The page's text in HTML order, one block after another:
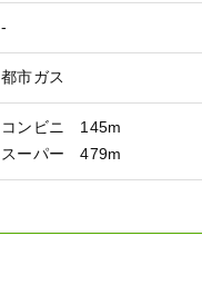
-
都市ガス
コンビニ 145m
スーパー 479m